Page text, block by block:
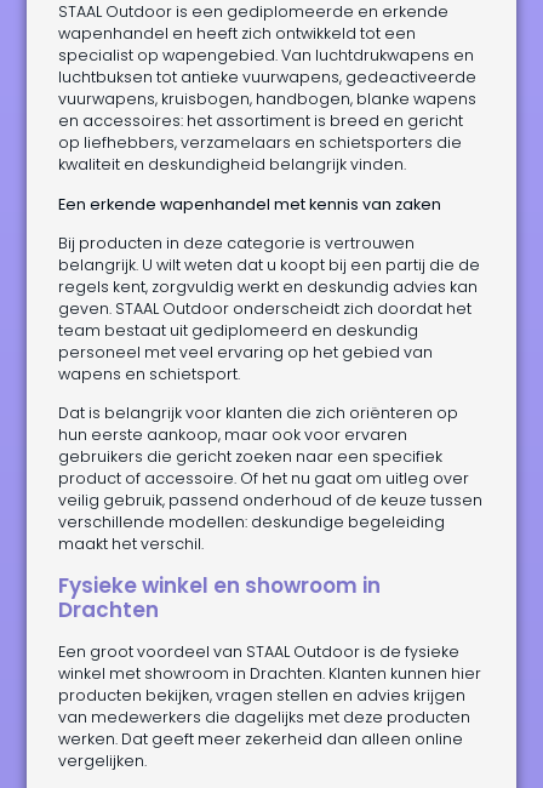
STAAL Outdoor is een gediplomeerde en erkende
wapenhandel en heeft zich ontwikkeld tot een
specialist op wapengebied. Van luchtdrukwapens en
luchtbuksen tot antieke vuurwapens, gedeactiveerde
vuurwapens, kruisbogen, handbogen, blanke wapens
en accessoires: het assortiment is breed en gericht
op liefhebbers, verzamelaars en schietsporters die
kwaliteit en deskundigheid belangrijk vinden.
Een erkende wapenhandel met kennis van zaken
Bij producten in deze categorie is vertrouwen
belangrijk. U wilt weten dat u koopt bij een partij die de
regels kent, zorgvuldig werkt en deskundig advies kan
geven. STAAL Outdoor onderscheidt zich doordat het
team bestaat uit gediplomeerd en deskundig
personeel met veel ervaring op het gebied van
wapens en schietsport.
Dat is belangrijk voor klanten die zich oriënteren op
hun eerste aankoop, maar ook voor ervaren
gebruikers die gericht zoeken naar een specifiek
product of accessoire. Of het nu gaat om uitleg over
veilig gebruik, passend onderhoud of de keuze tussen
verschillende modellen: deskundige begeleiding
maakt het verschil.
Fysieke winkel en showroom in
Drachten
Een groot voordeel van STAAL Outdoor is de fysieke
winkel met showroom in Drachten. Klanten kunnen hier
producten bekijken, vragen stellen en advies krijgen
van medewerkers die dagelijks met deze producten
werken. Dat geeft meer zekerheid dan alleen online
vergelijken.